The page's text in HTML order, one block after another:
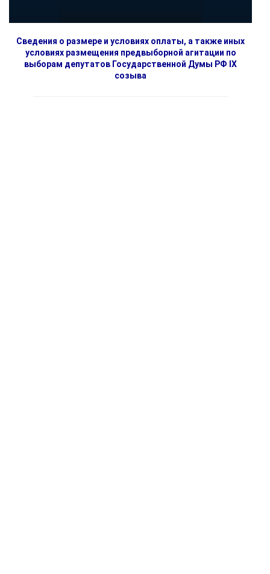
Сведения о размере и условиях оплаты, а также иных
условиях размещения предвыборной агитации по
выборам депутатов Государственной Думы РФ IX
созыва